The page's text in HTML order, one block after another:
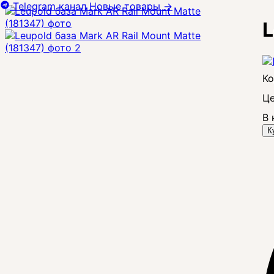
В
Telegram канал Новые товары→